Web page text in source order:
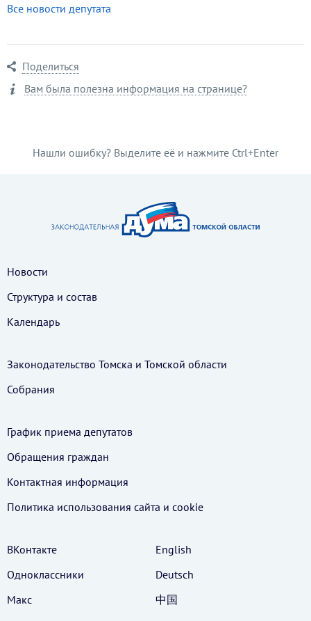
Все новости депутата
Поделиться
Вам была полезна информация на странице?
Нашли ошибку? Выделите её и нажмите Ctrl+Enter
Новости
Структура и состав
Календарь
Законодательство Томска и Томской области
Собрания
График приема депутатов
Обращения граждан
Контактная информация
Политика использования cайта и cookie
ВКонтакте
Одноклассники
Макс
English
Deutsch
中国